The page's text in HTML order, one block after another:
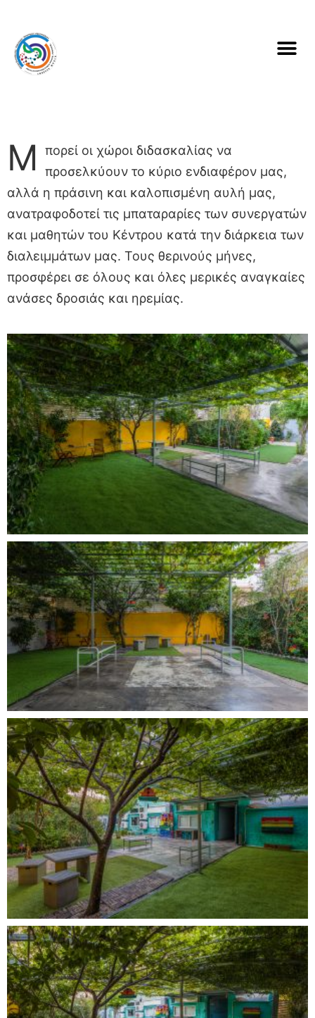
Μ
πορεί οι χώροι διδασκαλίας να
προσελκύουν το κύριο ενδιαφέρον μας,
αλλά η πράσινη και καλοπισμένη αυλή μας,
ανατραφοδοτεί τις μπαταραρίες των συνεργατών
και μαθητών του Κέντρου κατά την διάρκεια των
διαλειμμάτων μας. Τους θερινούς μήνες,
προσφέρει σε όλους και όλες μερικές αναγκαίες
ανάσες δροσιάς και ηρεμίας.